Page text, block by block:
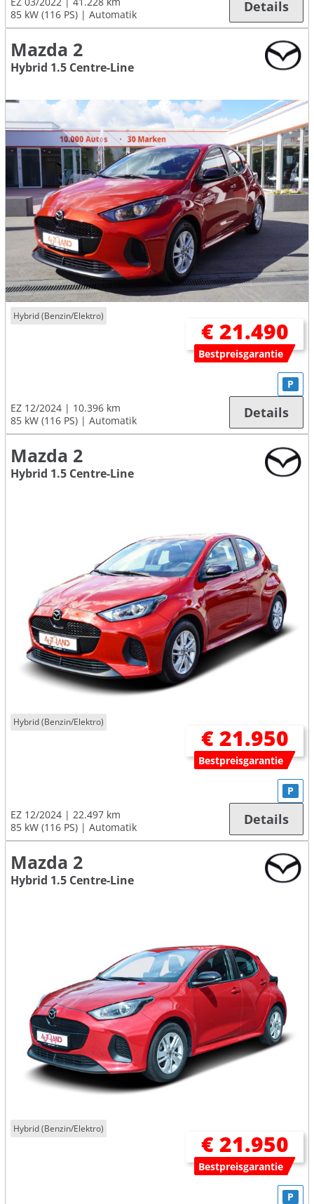
85 kW (116 PS)
Automatik Details
Mazda 2
Hybrid 1.5 Centre-Line
Hybrid (Benzin/Elektro)
€ 21.490
Bestpreisgarantie
EZ 12/2024
10.396 km
85 kW (116 PS)
Automatik
P
Details
Mazda 2
Hybrid 1.5 Centre-Line
Hybrid (Benzin/Elektro)
€ 21.950
Bestpreisgarantie
EZ 12/2024
22.497 km
85 kW (116 PS)
Automatik
P
Details
Mazda 2
Hybrid 1.5 Centre-Line
Hybrid (Benzin/Elektro)
€ 21.950
Bestpreisgarantie
P